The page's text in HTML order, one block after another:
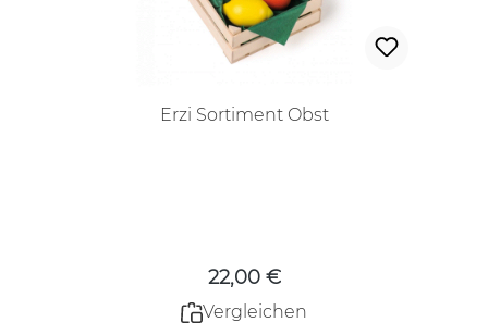
Erzi Sortiment Obst
22,00 €
Vergleichen